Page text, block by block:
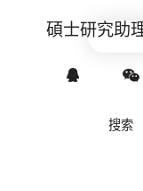
碩士研究助